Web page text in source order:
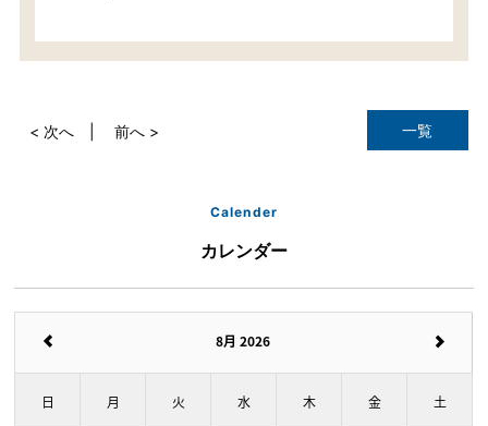
一覧
< 次へ 前へ >
Calender
カレンダー
8月 2026
日 月 火 水 木 金 土